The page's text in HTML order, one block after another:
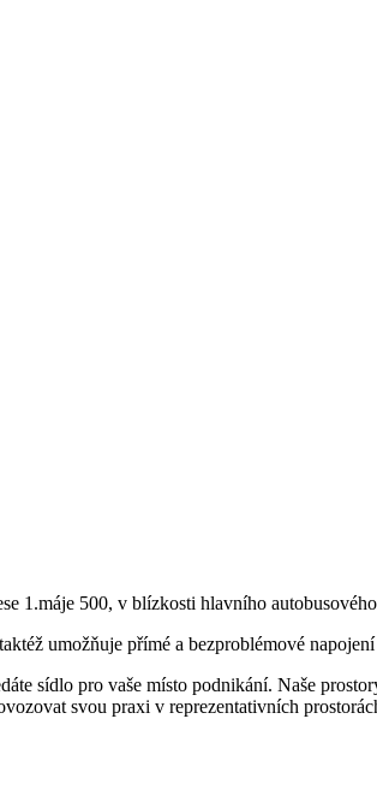
1.máje 500, v blízkosti hlavního
umožňuje přímé a bezproblémové
sídlo pro vaše místo podnikání. Naše
svou praxi v reprezentativních